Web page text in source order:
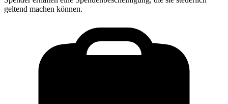
geltend machen können.